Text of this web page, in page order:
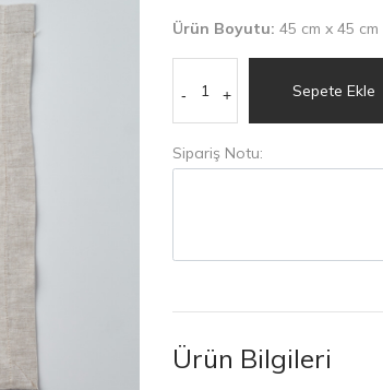
Ürün Boyutu: 45 cm x 45 cm
- + Sepete Ekle
Sipariş Notu:
Ürün Bilgileri